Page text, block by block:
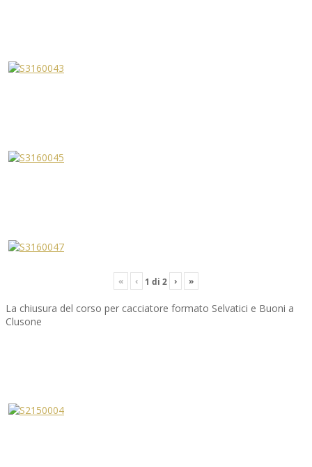
« ‹ 1 di 2 › »
La chiusura del corso per cacciatore formato Selvatici e Buoni a
Clusone